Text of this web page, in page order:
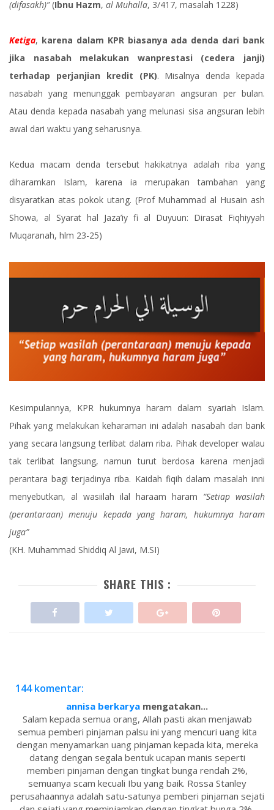
(difasakh)”(Ibnu Hazm, al Muhalla, 3/417, masalah 1228)
Ketiga, karena dalam KPR biasanya ada denda dari bank
jika nasabah melakukan wanprestasi (cedera janji)
terhadap perjanjian kredit (PK). Misalnya denda kepada
nasabah yang menunggak pembayaran angsuran per bulan.
Atau denda kepada nasabah yang melunasi sisa angsuran lebih
awal dari waktu yang seharusnya.
Kedua macam denda tersebut hakikatnya adalah riba yang
diharamkan Islam, karena ia merupakan tambahan yang
disyaratkan atas pokok utang. (Prof Muhammad al Husain ash
Showa, al Syarat hal Jaza’iy fi al Duyuun: Dirasat Fiqhiyyah
Muqaranah, hlm 23-25)
Kesimpulannya, KPR hukumnya haram dalam syariah Islam.
Pihak yang melakukan keharaman ini adalah nasabah dan bank
yang secara langsung terlibat dalam riba. Pihak developer walau
tak terlibat langsung, namun turut berdosa karena menjadi
perantara bagi terjadinya riba. Kaidah fiqih dalam masalah inni
menyebutkan, al wasiilah ilal haraam haram “Setiap wasilah
(perantaraan) menuju kepada yang haram, hukumnya haram
juga”
(KH. Muhammad Shiddiq Al Jawi, M.SI)
SHARE THIS :
144 komentar:
annisa berkarya mengatakan...
Salam kepada semua orang, Allah pasti akan menjawab
semua pemberi pinjaman palsu ini yang mencuri uang kita
dengan menyamarkan uang pinjaman kepada kita, mereka
datang dengan segala bentuk ucapan manis seperti
memberi pinjaman dengan tingkat bunga rendah 2%,
semuanya scam kecuali Ibu yang baik. Rossa Stanley
perusahaannya adalah satu-satunya pemberi pinjaman sejati